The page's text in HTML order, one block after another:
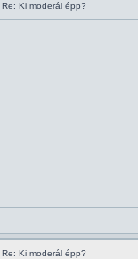
Re: Ki moderál épp?
Re: Ki moderál épp?